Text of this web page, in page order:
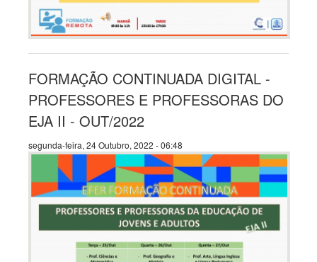
FORMAÇÃO CONTINUADA DIGITAL -
PROFESSORES E PROFESSORAS DO
EJA II - OUT/2022
segunda-feira, 24 Outubro, 2022 - 06:48